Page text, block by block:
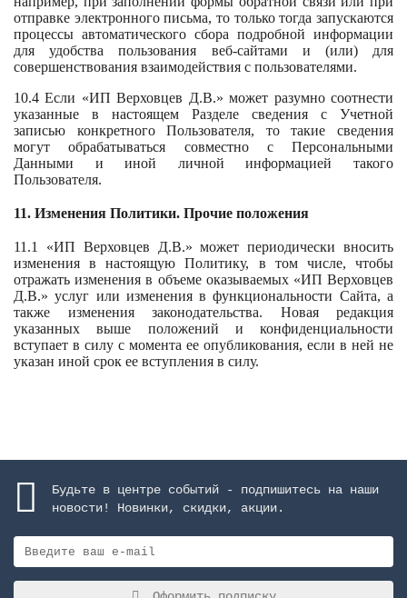
отправке электронного письма, то только тогда запускаются
процессы автоматического сбора подробной информации
для удобства пользования веб-сайтами и (или) для
совершенствования взаимодействия с пользователями.
10.4 Если «ИП Верховцев Д.В.» может разумно соотнести
указанные в настоящем Разделе сведения с Учетной
записью конкретного Пользователя, то такие сведения
могут обрабатываться совместно с Персональными
Данными и иной личной информацией такого
Пользователя.
11. Изменения Политики. Прочие положения
11.1 «ИП Верховцев Д.В.» может периодически вносить
изменения в настоящую Политику, в том числе, чтобы
отражать изменения в объеме оказываемых «ИП Верховцев
Д.В.» услуг или изменения в функциональности Сайта, а
также изменения законодательства. Новая редакция
указанных выше положений и конфиденциальности
вступает в силу с момента ее опубликования, если в ней не
указан иной срок ее вступления в силу.
Будьте в центре событий - подпишитесь на наши
новости! Новинки, скидки, акции.